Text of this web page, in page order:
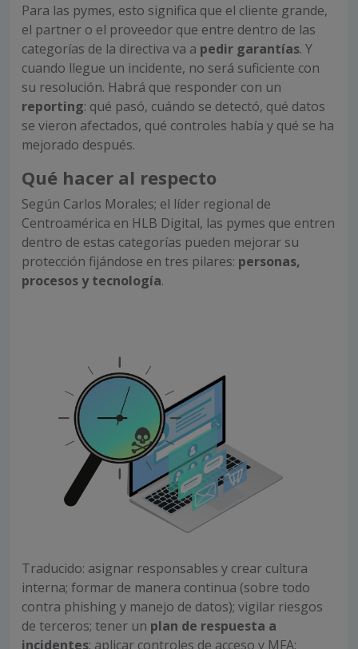
Para las pymes, esto significa que el cliente grande,
el partner o el proveedor que entre dentro de las
categorías de la directiva va a pedir garantías. Y
cuando llegue un incidente, no será suficiente con
su resolución. Habrá que responder con un
reporting: qué pasó, cuándo se detectó, qué datos
se vieron afectados, qué controles había y qué se ha
mejorado después.
Qué hacer al respecto
Según Carlos Morales; el líder regional de
Centroamérica en HLB Digital, las pymes que entren
dentro de estas categorías pueden mejorar su
protección fijándose en tres pilares: personas,
procesos y tecnología.
Traducido: asignar responsables y crear cultura
interna; formar de manera continua (sobre todo
contra phishing y manejo de datos); vigilar riesgos
de terceros; tener un plan de respuesta a
incidentes; aplicar controles de acceso y MFA;